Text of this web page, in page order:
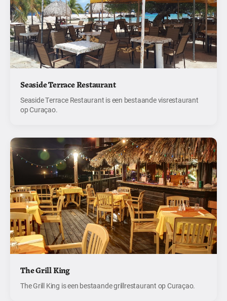
Seaside Terrace Restaurant
Seaside Terrace Restaurant is een bestaande visrestaurant
op Curaçao.
The Grill King
The Grill King is een bestaande grillrestaurant op Curaçao.